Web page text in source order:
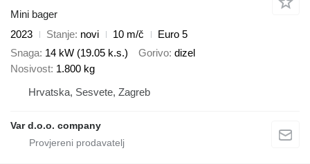
Mini bager
2023
Stanje novi 10 m/č
Euro 5
Snaga 14 kW (19.05 k.s.) Gorivo dizel
Nosivost 1.800 kg
Hrvatska, Sesvete, Zagreb
Var d.o.o. company